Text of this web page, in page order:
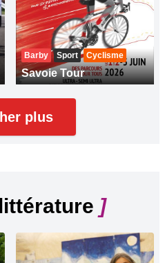
Barby Sport Cyclisme
Savoie Tour
plus
]